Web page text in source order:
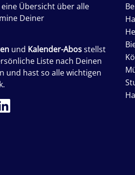
Übersicht über alle
Deiner
und Kalender-Abosstellst
Liste nach Deinen
und hast so alle wichtigen